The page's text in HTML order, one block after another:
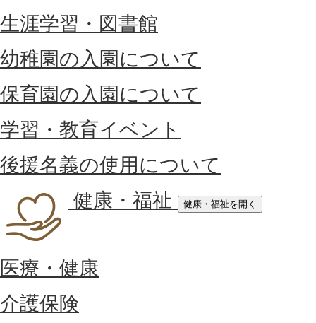
生涯学習・図書館
幼稚園の入園について
保育園の入園について
学習・教育イベント
後援名義の使用について
健康・福祉
健康・福祉を開く
医療・健康
介護保険